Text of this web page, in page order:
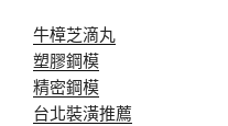
牛樟芝滴丸
塑膠鋼模
精密鋼模
台北裝潢推薦